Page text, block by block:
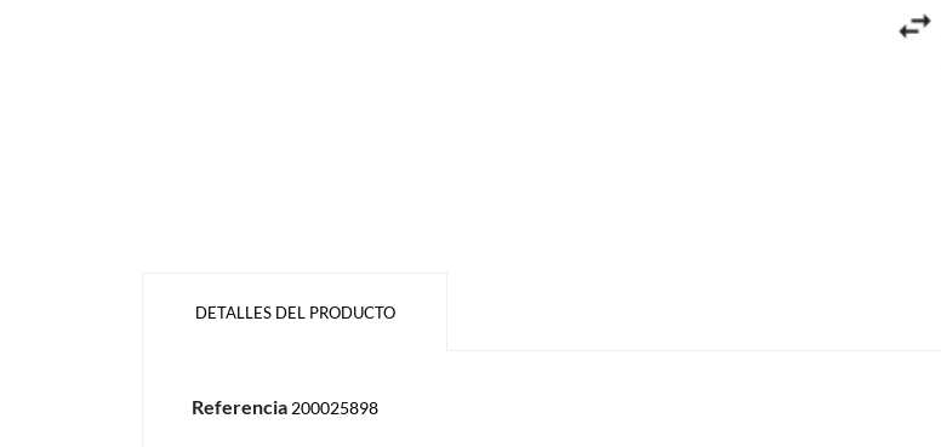
DETALLES DEL PRODUCTO
Referencia 200025898